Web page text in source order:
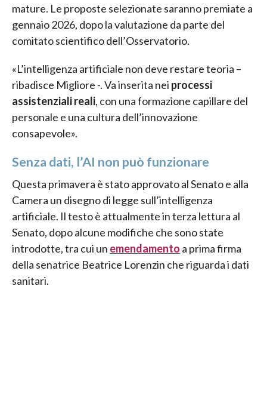
mature. Le proposte selezionate saranno premiate a
gennaio 2026, dopo la valutazione da parte del
comitato scientifico dell’Osservatorio.
«L’intelligenza artificiale non deve restare teoria –
ribadisce Migliore -. Va inserita nei processi
assistenziali reali, con una formazione capillare del
personale e una cultura dell’innovazione
consapevole».
Senza dati, l’AI non può funzionare
Questa primavera è stato approvato al Senato e alla
Camera un disegno di legge sull’intelligenza
artificiale. Il testo è attualmente in terza lettura al
Senato, dopo alcune modifiche che sono state
introdotte, tra cui un emendamento a prima firma
della senatrice Beatrice Lorenzin che riguarda i dati
sanitari.